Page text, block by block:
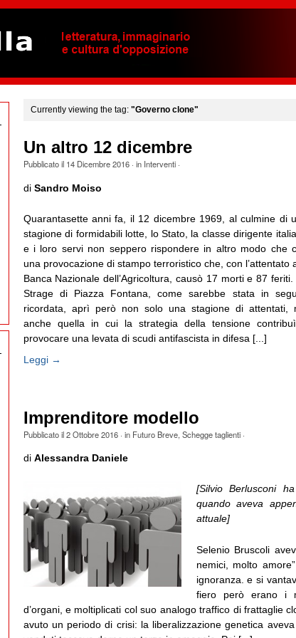
Currently viewing the tag: "Governo clone"
Un altro 12 dicembre
Pubblicato il 14 Dicembre 2016· in Interventi·
di Sandro Moiso
Quarantasette anni fa, il 12 dicembre 1969, al culmine di
stagione di formidabili lotte, lo Stato, la classe dirigente
e i loro servi non seppero rispondere in altro modo che
una provocazione di stampo terroristico che, con l’attentato
Banca Nazionale dell’Agricoltura, causò 17 morti e 87 feriti.
Strage di Piazza Fontana, come sarebbe stata in
ricordata, aprì però non solo una stagione di attentati,
anche quella in cui la strategia della tensione
provocare una levata di scudi antifascista in difesa [...]
Leggi →
Imprenditore modello
Pubblicato il2 Ottobre 2016· in Futuro Breve, Schegge taglienti·
di Alessandra Daniele
[Silvio Berlusconi
quando aveva
attuale]
Selenio Bruscoli
nemici, molto
ignoranza. e si
fiero però erano i
d’organi, e moltiplicati col suo analogo traffico di frattaglie
avuto un periodo di crisi: la liberalizzazione genetica